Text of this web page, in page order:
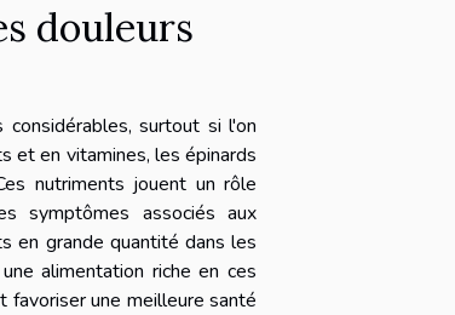
douleurs
surtout si l'on
et en vitamines, les épinards
nutriments jouent un rôle
symptômes associés aux
en grande quantité dans les
alimentation riche en ces
une meilleure santé